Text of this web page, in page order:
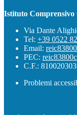
Istituto Comprensivo
Via Dante
Tel: +39 0522
Email:
PEC:
C.F.:
Problemi